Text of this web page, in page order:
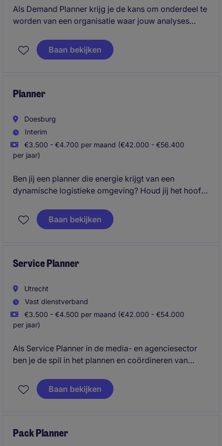
Als Demand Planner krijg je de kans om onderdeel te
worden van een organisatie waar jouw analyses
zorgt ervoor dat vraag en aanbod optimaal op elkaar
aansluiten en draagt bij aan een efficiënte supply
Baan bekijken
Planner
Doesburg
Interim
€3.500 - €4.700 per maand (€42.000 - €56.400
per jaar)
Ben jij een planner die energie krijgt van een
dynamische logistieke omgeving? Houd jij het hoofd
om dagelijks te schakelen met chauffeurs, klanten en
collega's? Dan is deze functie als Transport Planner
Baan bekijken
Service Planner
Utrecht
Vast dienstverband
€3.500 - €4.500 per maand (€42.000 - €54.000
per jaar)
Als Service Planner in de media- en agenciesector
ben je de spil in het plannen en coördineren van
dat alles soepel verloopt en deadlines worden
gehaald.
Baan bekijken
Pack Planner